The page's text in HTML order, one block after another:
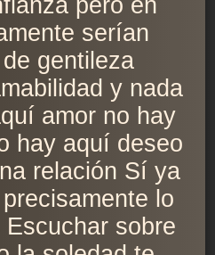
pero en
serían
gentileza
y nada
amor no hay
hay aquí deseo
relación Sí ya
lo
sobre